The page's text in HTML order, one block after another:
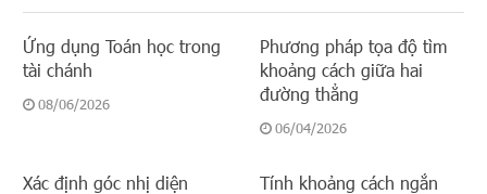
Ứng dụng Toán học trong
tài chánh
08/06/2026
Phương pháp tọa độ tìm
khoảng cách giữa hai
đường thẳng
06/04/2026
Xác định góc nhị diện
Tính khoảng cách ngắn